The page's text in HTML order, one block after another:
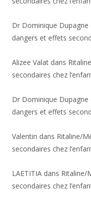
Dr Dominique Dupagne
dangers et effets
Alizee Valat dans
secondaires chez
Dr Dominique Dupagne
dangers et effets
Valentin dans Ritaline/
secondaires chez
LAETITIA dans Ritaline/
secondaires chez